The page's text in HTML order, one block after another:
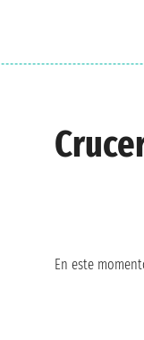
En este